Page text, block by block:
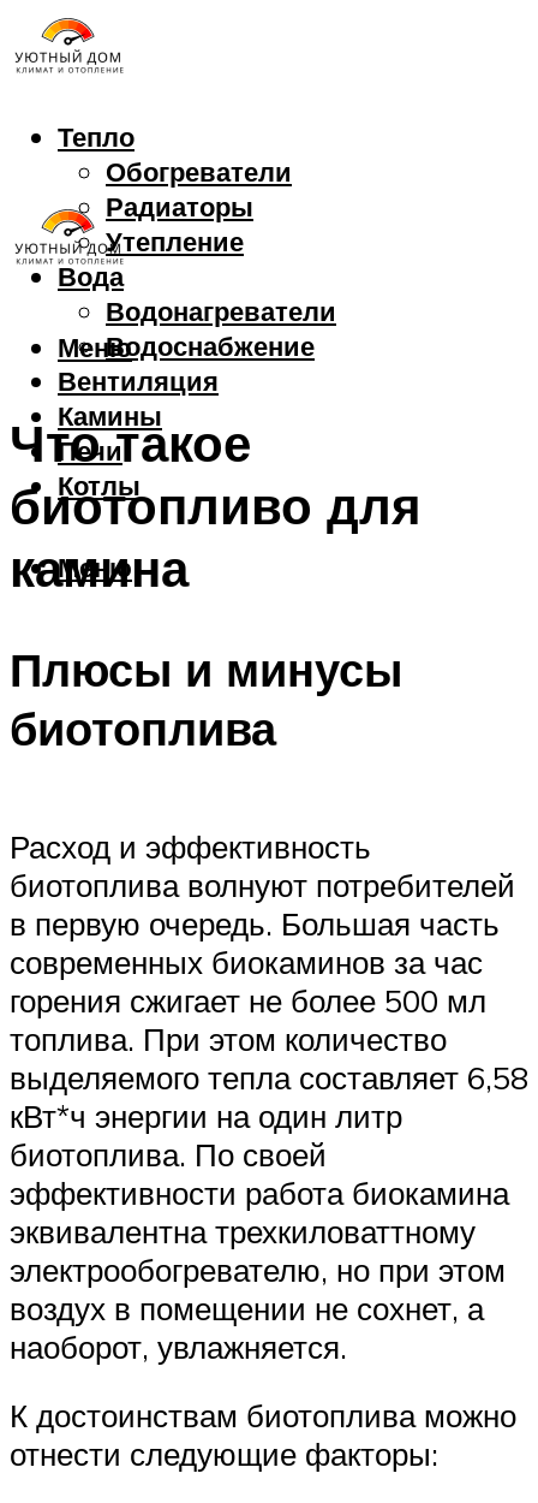
Тепло
Обогреватели
Радиаторы
Утепление
Вода
Водонагреватели
Водоснабжение
Вентиляция
Камины
Печи
Котлы
Меню
Меню
Что такое
биотопливо для
камина
Плюсы и минусы
биотоплива
Расход и эффективность
биотоплива волнуют потребителей
в первую очередь. Большая часть
современных биокаминов за час
горения сжигает не более 500 мл
топлива. При этом количество
выделяемого тепла составляет 6,58
кВт*ч энергии на один литр
биотоплива. По своей
эффективности работа биокамина
эквивалентна трехкиловаттному
электрообогревателю, но при этом
воздух в помещении не сохнет, а
наоборот, увлажняется.
К достоинствам биотоплива можно
отнести следующие факторы: